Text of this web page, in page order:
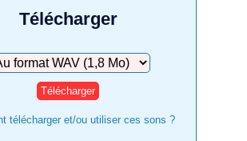
Télécharger
télécharger et/ou utiliser ces sons ?